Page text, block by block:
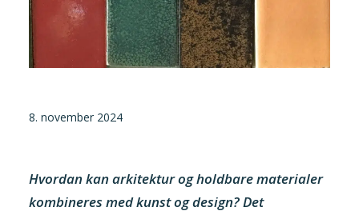
Danske Testfaciliteter
8. november 2024
Hvordan kan arkitektur og holdbare materialer
kombineres med kunst og design? Det